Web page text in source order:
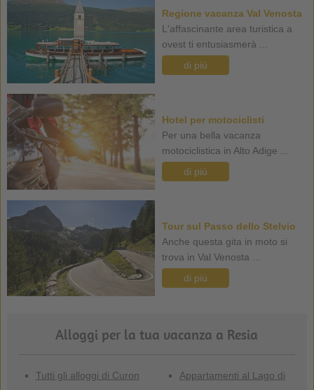
Regione vacanza Val Venosta
L'affascinante area turistica a
ovest ti entusiasmerà ...
di più
Hotel per motociclisti
Per una bella vacanza
motociclistica in Alto Adige ...
di più
Tour sul Passo dello Stelvio
Anche questa gita in moto si
trova in Val Venosta ...
di più
Alloggi per la tua vacanza a Resia
Tutti gli alloggi di Curon
Appartamenti al Lago di